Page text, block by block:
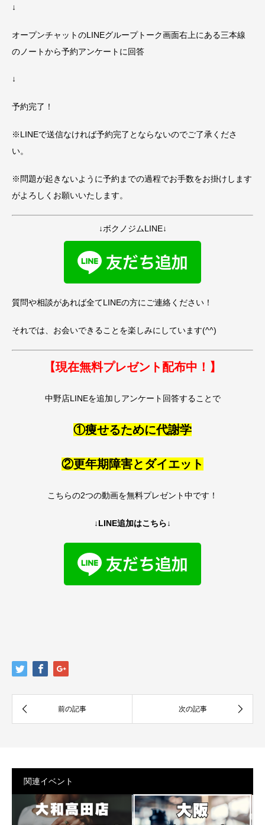
↓
オープンチャットのLINEグループトーク画面右上にある三本線
のノートから予約アンケートに回答
↓
予約完了！
※LINEで送信なければ予約完了とならないのでご了承くださ
い。
※問題が起きないように予約までの過程でお手数をお掛けします
がよろしくお願いいたします。
↓ボクノジムLINE↓
質問や相談があれば全てLINEの方にご連絡ください！
それでは、お会いできることを楽しみにしています(^^)
【現在無料プレゼント配布中！】
中野店LINEを追加しアンケート回答することで
①痩せるために代謝学
②更年期障害とダイエット
こちらの2つの動画を無料プレゼント中です！
↓LINE追加はこちら↓
関連イベント